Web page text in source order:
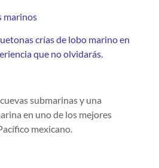
marinos
crías de lobo marino en
que no olvidarás.
submarinas y una
en uno de los mejores
mexicano.